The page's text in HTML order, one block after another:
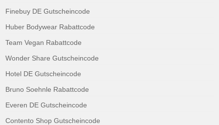
Finebuy DE Gutscheincode
Huber Bodywear Rabattcode
Team Vegan Rabattcode
Wonder Share Gutscheincode
Hotel DE Gutscheincode
Bruno Soehnle Rabattcode
Everen DE Gutscheincode
Contento Shop Gutscheincode